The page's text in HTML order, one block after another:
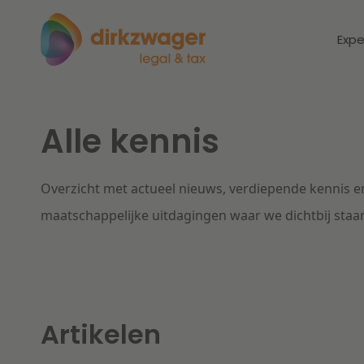
Expertises
Banking & Finance
Thema's
Dichtbij de
energietransitie
Alle kennis
Overzicht met actueel nieuws, verdiepende kennis
maatschappelijke uitdagingen waar we dichtbij
Artikelen